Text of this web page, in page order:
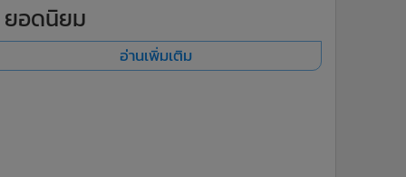
ยอดนิยม
อ่านเพิ่มเติม